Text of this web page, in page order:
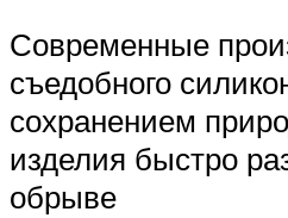
Современные
съедобного
сохранением
изделия быстро
обрыве